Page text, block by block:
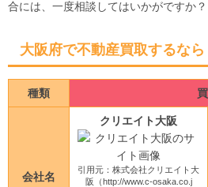
合には、一度相談してはいかがですか？
大阪府で不動産買取するな
種類
会社名
クリエイト大阪
引用元：株式会社クリエイト大
阪（http://www.c-osaka.co.j